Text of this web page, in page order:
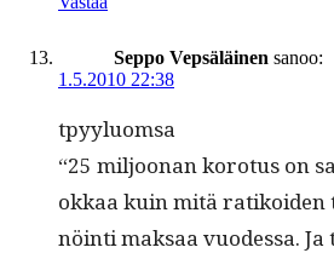
Seppo Vepsäläinen sanoo:
1.5.2010 22:38
tpyy­lu­om­sa
“25 miljoo­nan koro­tus on
okkaa kuin mitä
nöin­ti mak­saa vuodessa.